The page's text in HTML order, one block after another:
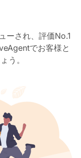
ーされ、評価No.1
でお客様と
う。